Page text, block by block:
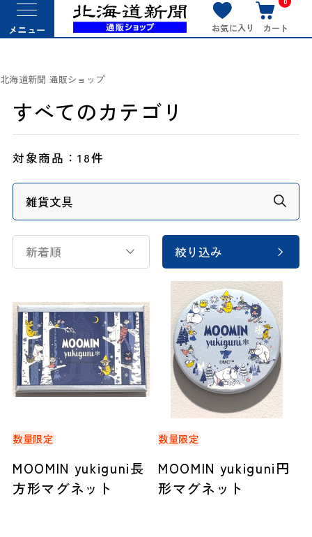
メニュー お気に入り カート
北海道新聞 通販ショップ
すべてのカテゴリ
対象商品：18件
新着順 絞り込み
数量限定
MOOMIN yukiguni長
方形マグネット
数量限定
MOOMIN yukiguni円
形マグネット